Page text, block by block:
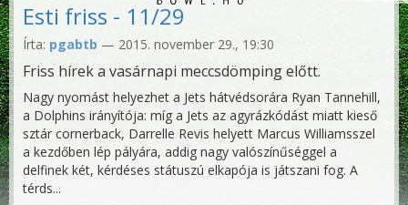
Esti friss - 11/29
Írta: pgabtb — 2015. november 29., 19:30
Friss hírek a vasárnapi meccsdömping előtt.
Nagy nyomást helyezhet a Jets hátvédsorára Ryan Tannehill,
a Dolphins irányítója: míg a Jets az agyrázkódást miatt kieső
sztár cornerback, Darrelle Revis helyett Marcus Williamsszel
a kezdőben lép pályára, addig nagy valószínűséggel a
delfinek két, kérdéses státuszú elkapója is játszani fog. A
térds...